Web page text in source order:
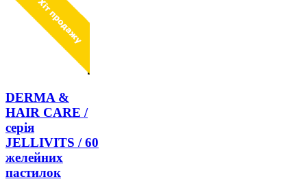
DERMA &
HAIR CARE /
серія
JELLIVITS / 60
желейних
пастилок